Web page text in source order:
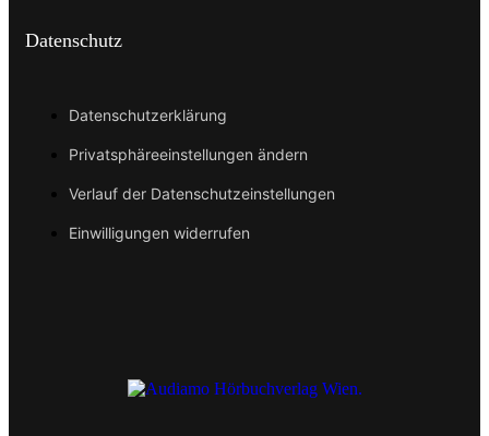
Datenschutz
Datenschutzerklärung
Privatsphäreeinstellungen ändern
Verlauf der Datenschutzeinstellungen
Einwilligungen widerrufen